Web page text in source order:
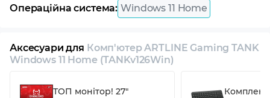
Операційна система: Windows 11 Home
Аксесуари для Комп'ютер ARTLINE Gaming TANK
Windows 11 Home (TANKv126Win)
ТОП монітор! 27"
Комплект